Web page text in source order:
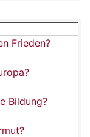
Frieden?
Bildung?